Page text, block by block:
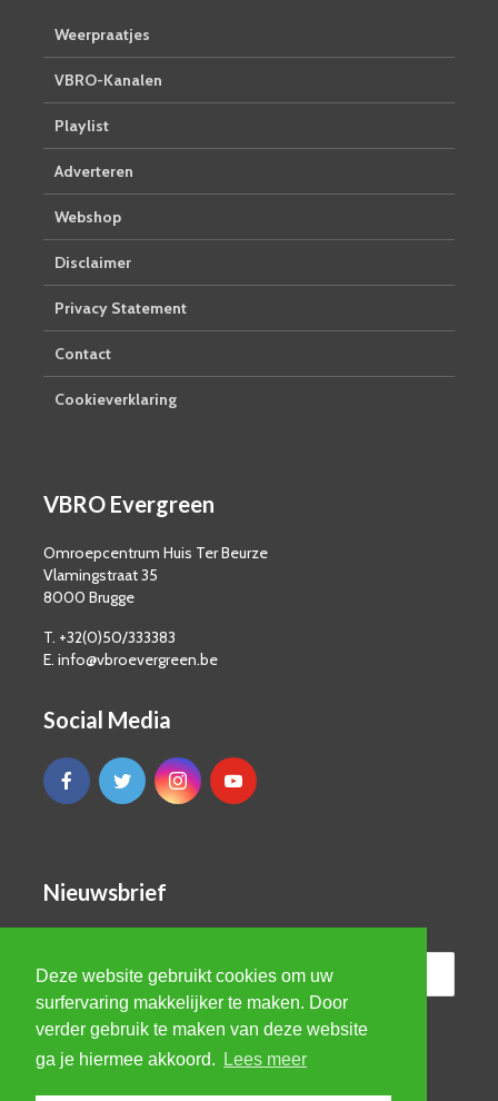
Deze website gebruikt cookies om uw
surfervaring makkelijker te maken. Door
verder gebruik te maken van deze website
ga je hiermee akkoord.
Lees meer
Weerpraatjes
VBRO-Kanalen
Playlist
Adverteren
Webshop
Disclaimer
Privacy Statement
Contact
Cookieverklaring
VBRO Evergreen
Omroepcentrum Huis Ter Beurze
Vlamingstraat 35
8000 Brugge
T. +32(0)50/333383
E. info@vbroevergreen.be
Social Media
Nieuwsbrief